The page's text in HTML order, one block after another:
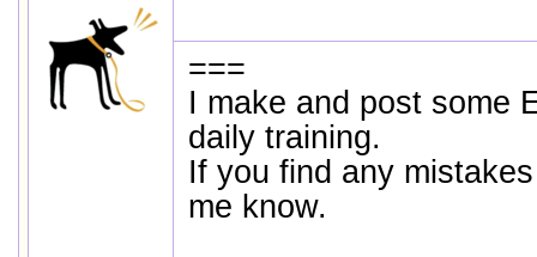
===
I make and post some
daily training.
If you find any
me know.